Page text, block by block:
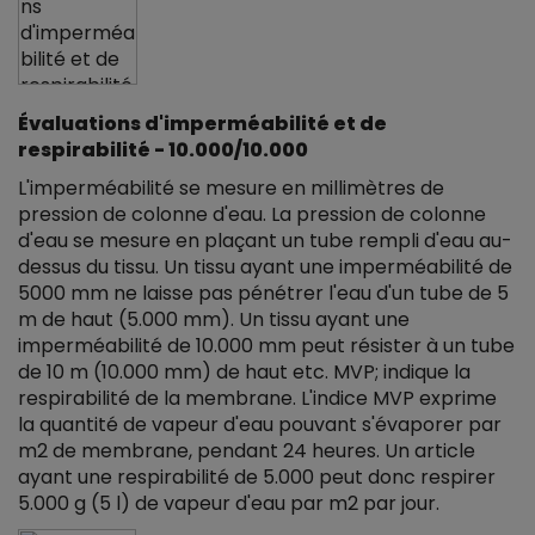
Évaluations d'imperméabilité et de
respirabilité - 10.000/10.000
L'imperméabilité se mesure en millimètres de
pression de colonne d'eau. La pression de colonne
d'eau se mesure en plaçant un tube rempli d'eau au-
dessus du tissu. Un tissu ayant une imperméabilité de
5000 mm ne laisse pas pénétrer l'eau d'un tube de 5
m de haut (5.000 mm). Un tissu ayant une
imperméabilité de 10.000 mm peut résister à un tube
de 10 m (10.000 mm) de haut etc. MVP; indique la
respirabilité de la membrane. L'indice MVP exprime
la quantité de vapeur d'eau pouvant s'évaporer par
m2 de membrane, pendant 24 heures. Un article
ayant une respirabilité de 5.000 peut donc respirer
5.000 g (5 l) de vapeur d'eau par m2 par jour.